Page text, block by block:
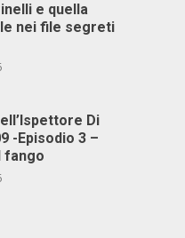
e quella
nei file segreti
Di
-Episodio 3 –
fango